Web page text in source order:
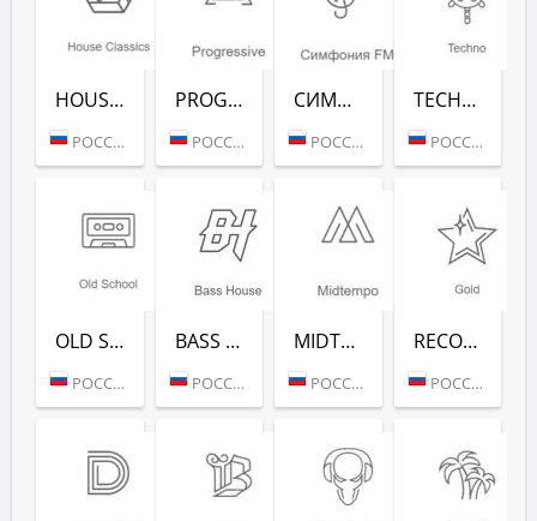
HOUSE CLASSICS (РАДИО РЕКОРД)
РОССИЯ (МОСКВА)
PROGRESSIVE (РАДИО РЕКОРД)
РОССИЯ (МОСКВА)
СИМФОНИЯ FM (РАДИО РЕКОРД)
РОССИЯ (МОСКВА)
TECHNO (РАДИО РЕКОРД)
РОССИЯ (МОСКВА)
OLD SCHOOL (РАДИО РЕКОРД)
РОССИЯ (МОСКВА)
BASS HOUSE (РАДИО РЕКОРД)
РОССИЯ (МОСКВА)
MIDTEMPO (РАДИО РЕКОРД)
РОССИЯ (МОСКВА)
RECORD GOLD (РАДИО РЕКОРД)
РОССИЯ (МОСКВА)